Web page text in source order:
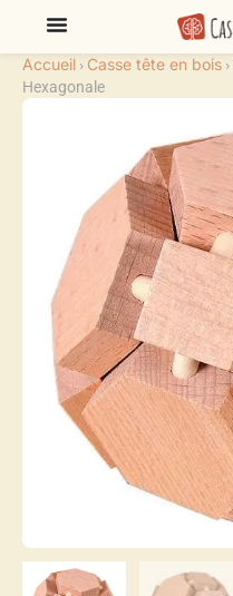
Accueil › Casse tête en bois ›
Hexagonale